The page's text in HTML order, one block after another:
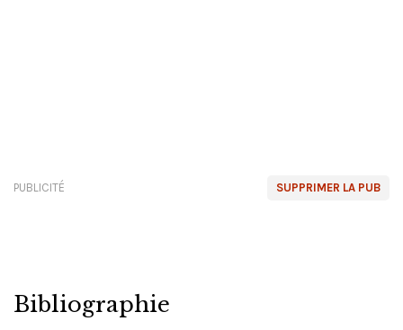
SUPPRIMER LA PUB
PUBLICITÉ
Bibliographie